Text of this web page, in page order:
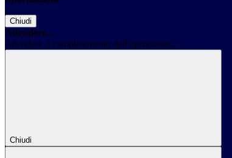
Chiudi
Attendere...
Attendere il completamento dell'operazione...
Chiudi